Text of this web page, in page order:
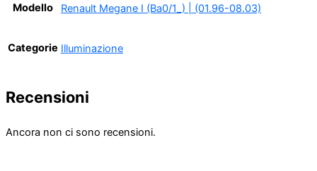
Modello Renault Megane I (Ba0/1_) | (01.96-08.03)
Categorie Illuminazione
Recensioni
Ancora non ci sono recensioni.